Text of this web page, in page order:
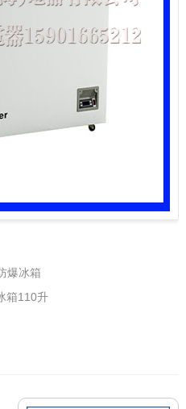
爆冰箱
箱110升